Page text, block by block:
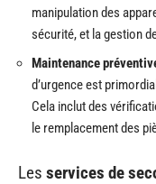
manipulation des
sécurité, et la gestion
Maintenance
d’urgence est
Cela inclut des
le remplacement des
Les services de